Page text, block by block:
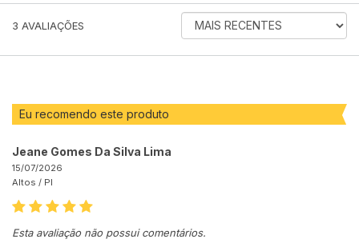
3 AVALIAÇÕES
ORDENAR
AVALIAÇÕES
Eu recomendo este produto
Jeane Gomes Da Silva Lima
15/07/2026
Altos / PI
Esta avaliação não possui comentários.